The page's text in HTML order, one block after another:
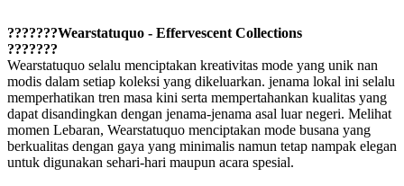
???????Wearstatuquo - Effervescent Collections
???????
Wearstatuquo selalu menciptakan kreativitas mode yang unik nan
modis dalam setiap koleksi yang dikeluarkan. jenama lokal ini selalu
memperhatikan tren masa kini serta mempertahankan kualitas yang
dapat disandingkan dengan jenama-jenama asal luar negeri. Melihat
momen Lebaran, Wearstatuquo menciptakan mode busana yang
berkualitas dengan gaya yang minimalis namun tetap nampak elegan
untuk digunakan sehari-hari maupun acara spesial.